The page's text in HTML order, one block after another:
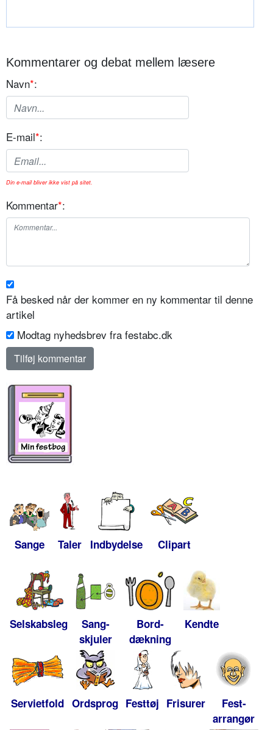
Kommentarer og debat mellem læsere
Navn*:
E-mail*:
Din e-mail bliver ikke vist på sitet.
Kommentar*:
Få besked når der kommer en ny kommentar til denne
artikel
Modtag nyhedsbrev fra festabc.dk
Sange Taler Indbydelse Clipart
Selskabsleg
Sang-
skjuler
Bord-
dækning
Kendte
Servietfold Ordsprog Festtøj Frisurer
Fest-
arrangør